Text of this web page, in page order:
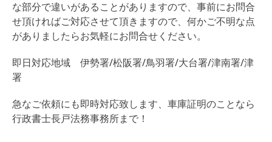
な部分で違いがあることがありますので、事前にお問合
せ頂ければご対応させて頂きますので、何かご不明な点
がありましたらお気軽にお問合せください。
即日対応地域 伊勢署/松阪署/鳥羽署/大台署/津南署/津
署
急なご依頼にも即時対応致します、車庫証明のことなら
行政書士長戸法務事務所まで！